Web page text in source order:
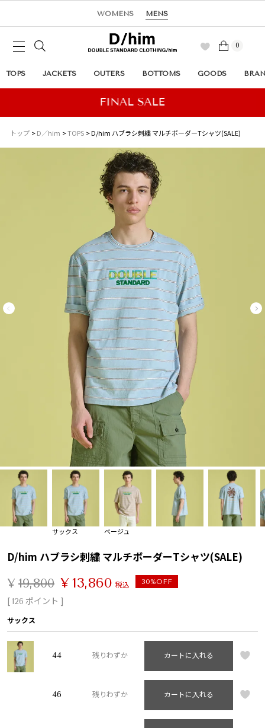
WOMENS MENS
0
TOPS JACKETS OUTERS BOTTOMS GOODS
トップ D／him TOPS D/him ハブラシ刺繍 マルチボーダーTシャツ(SALE)
サックス ベージュ
D/him ハブラシ刺繍 マルチボーダーTシャツ(SALE)
¥ 19,800 ¥13,860 税込 30%OFF
[126 ポイント ]
サックス
44 残りわずか カートに入れる
46 残りわずか カートに入れる